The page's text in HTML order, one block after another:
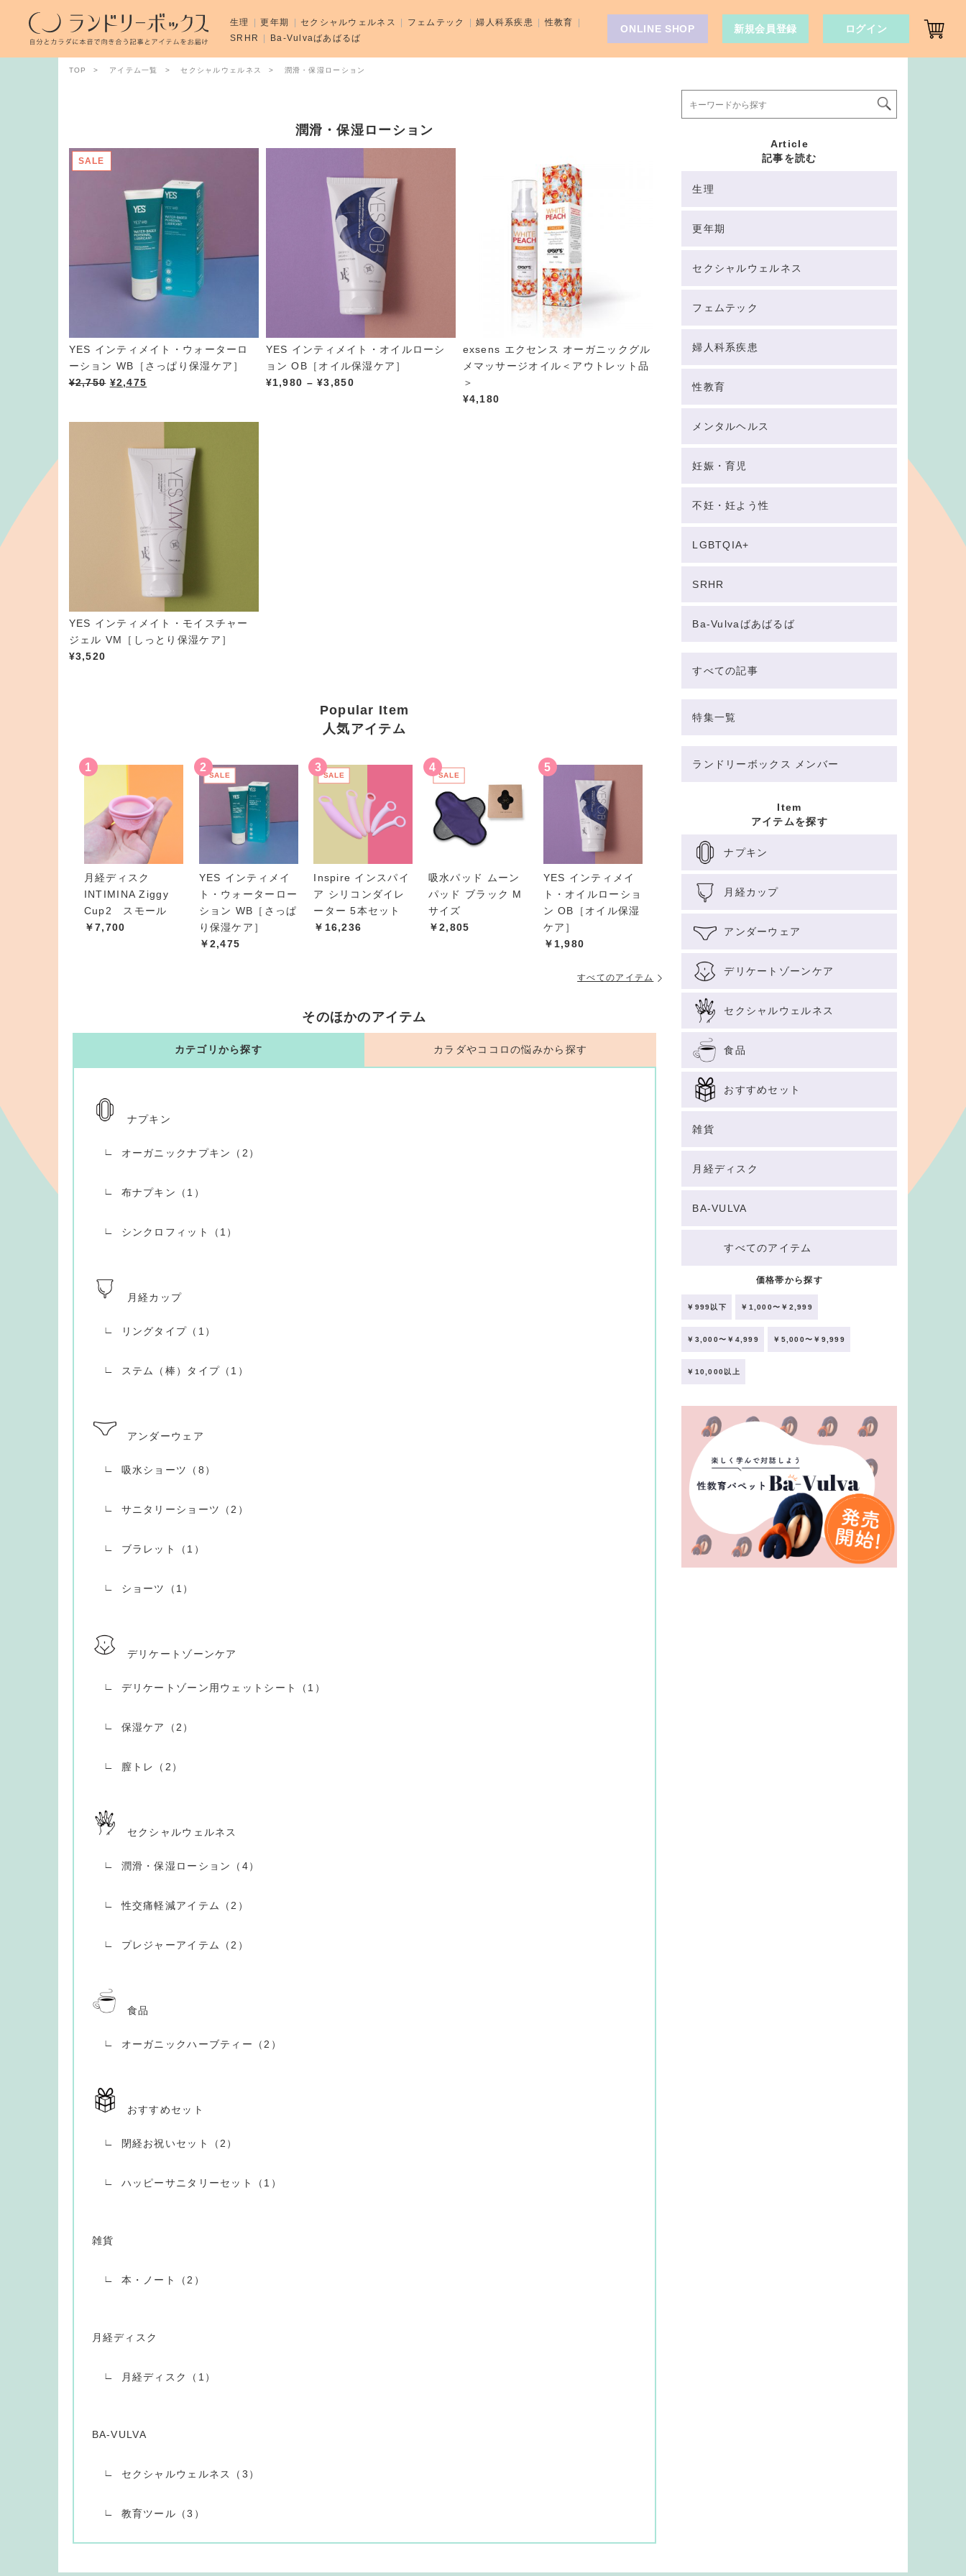
TOP アイテム一覧 セクシャルウェルネス 潤滑・保湿ローション
潤滑・保湿ローション
SALE
YES インティメイト・ウォーターロ
ーション WB［さっぱり保湿ケア］
¥2,750 ¥2,475
YES インティメイト・オイルローシ
ョン OB［オイル保湿ケア］
¥1,980 –¥3,850価
exsens エクセンス オーガニックグル
メマッサージオイル＜アウトレット品
＞
¥4,180
YES インティメイト・モイスチャー
ジェル VM［しっとり保湿ケア］
¥3,520
Popular Item
人気アイテム
月経ディスク
INTIMINA Ziggy
Cup2 スモール
￥7,700
SALE
YES インティメイ
ト・ウォーターロー
ション WB［さっぱ
り保湿ケア］
￥2,475
SALE
Inspire インスパイ
ア シリコンダイレ
ーター 5本セット
￥16,236
SALE
吸水パッド ムーン
パッド ブラック M
サイズ
￥2,805
YES インティメイ
ト・オイルローショ
ン OB［オイル保湿
ケア］
￥1,980
すべてのアイテム
そのほかのアイテム
カテゴリから探す
ナプキン
オーガニックナプキン（2）
布ナプキン（1）
シンクロフィット（1）
月経カップ
リングタイプ（1）
ステム（棒）タイプ（1）
アンダーウェア
吸水ショーツ（8）
サニタリーショーツ（2）
ブラレット（1）
ショーツ（1）
デリケートゾーンケア
デリケートゾーン用ウェットシート（1）
保湿ケア（2）
膣トレ（2）
セクシャルウェルネス
潤滑・保湿ローション（4）
性交痛軽減アイテム（2）
プレジャーアイテム（2）
食品
オーガニックハーブティー（2）
おすすめセット
閉経お祝いセット（2）
ハッピーサニタリーセット（1）
雑貨
本・ノート（2）
月経ディスク
月経ディスク（1）
BA-VULVA
セクシャルウェルネス（3）
教育ツール（3）
カラダやココロの悩みから探す
Article
記事を読む
生理
更年期
セクシャルウェルネス
フェムテック
婦人科系疾患
性教育
メンタルヘルス
妊娠・育児
不妊・妊よう性
LGBTQIA+
SRHR
Ba-Vulvaばあばるば
すべての記事
特集一覧
ランドリーボックス メンバー
Item
アイテムを探す
ナプキン
月経カップ
アンダーウェア
デリケートゾーンケア
セクシャルウェルネス
食品
おすすめセット
雑貨
月経ディスク
BA-VULVA
すべてのアイテム
価格帯から探す
￥999以下 ￥1,000〜￥2,999
￥3,000〜￥4,999 ￥5,000〜￥9,999
￥10,000以上
生理 更年期 セクシャルウェルネス フェムテック 婦人科系疾患
性教育
SRHR
Ba-Vulvaばあばるば
ONLINE SHOP 新規会員登録 ログイン